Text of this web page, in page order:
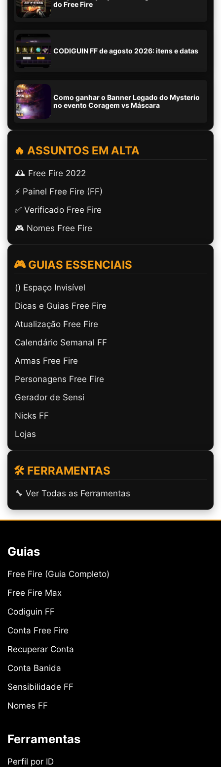
do Free Fire
CODIGUIN FF de agosto 2026: itens e datas
Como ganhar o Banner Legado do Mysterio
no evento Coragem vs Máscara
🔥 ASSUNTOS EM ALTA
🕰️ Free Fire 2022
⚡ Painel Free Fire (FF)
✅ Verificado Free Fire
🎮 Nomes Free Fire
🎮 GUIAS ESSENCIAIS
(ㅤ) Espaço Invisível
Dicas e Guias Free Fire
Atualização Free Fire
Calendário Semanal FF
Armas Free Fire
Personagens Free Fire
Gerador de Sensi
Nicks FF
Lojas
🛠️ FERRAMENTAS
🔧 Ver Todas as Ferramentas
Guias
Free Fire (Guia Completo)
Free Fire Max
Codiguin FF
Conta Free Fire
Recuperar Conta
Conta Banida
Sensibilidade FF
Nomes FF
Ferramentas
Perfil por ID